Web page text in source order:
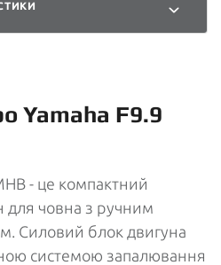
Yamaha F9.9
- це компактний
для човна з ручним
Силовий блок двигуна
системою запалювання